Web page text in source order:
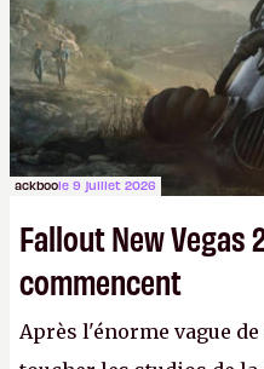
ackboole 9 juillet 2026
Fallout New Vegas
commencent
Après l'énorme vague